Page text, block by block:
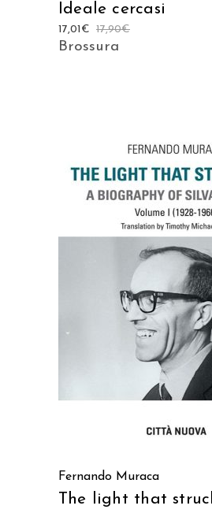
Ideale cercasi
17,90€
17,01 €
Brossura
AGGIUNGI AL
Fernando Muraca
The light that